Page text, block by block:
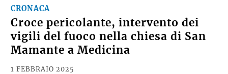
CRONACA
Croce pericolante, intervento dei
vigili del fuoco nella chiesa di San
Mamante a Medicina
1 FEBBRAIO 2025